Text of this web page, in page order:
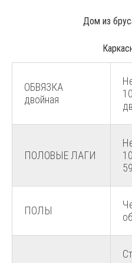
Дом из
ОБВЯЗКА
двойная
ПОЛОВЫЕ ЛАГИ
ПОЛЫ